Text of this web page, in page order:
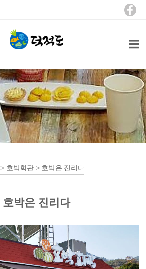
> 호박회관> 호박은 진리다
호박은 진리다